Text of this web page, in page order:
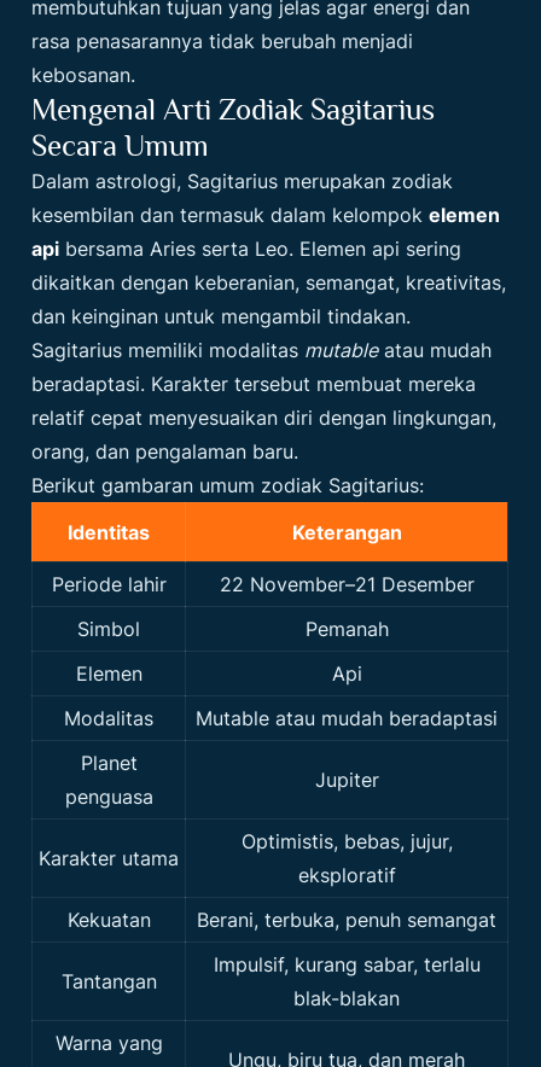
membutuhkan tujuan yang jelas agar energi dan
rasa penasarannya tidak berubah menjadi
kebosanan.
Mengenal Arti Zodiak Sagitarius
Secara Umum
Dalam astrologi, Sagitarius merupakan zodiak
kesembilan dan termasuk dalam kelompokelemen
api bersama Aries serta Leo. Elemen api sering
dikaitkan dengan keberanian, semangat, kreativitas,
dan keinginan untuk mengambil tindakan.
Sagitarius memiliki modalitas mutableatau mudah
beradaptasi. Karakter tersebut membuat mereka
relatif cepat menyesuaikan diri dengan lingkungan,
orang, dan pengalaman baru.
Berikut gambaran umum zodiak Sagitarius:
Identitas
Keterangan
Periode lahir
22 November–21 Desember
Simbol
Pemanah
Elemen
Api
Modalitas
Mutable atau mudah beradaptasi
Planet
penguasa
Jupiter
Karakter utama
Optimistis, bebas, jujur,
eksploratif
Kekuatan
Berani, terbuka, penuh semangat
Tantangan
Impulsif, kurang sabar, terlalu
blak-blakan
Warna yang
Ungu, biru tua, dan merah